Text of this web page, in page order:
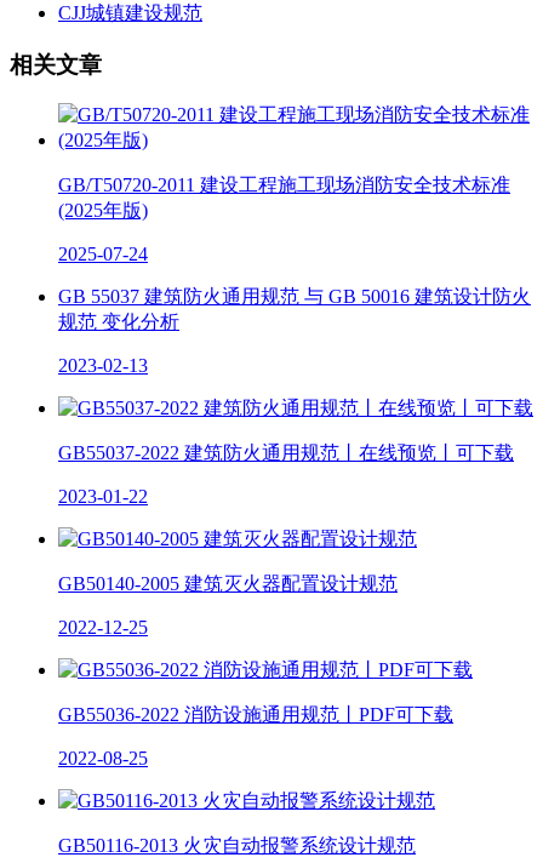
CJJ城镇建设规范
相关文章
GB/T50720-2011 建设工程施工现场消防安全技术标准
(2025年版)
2025-07-24
GB 55037 建筑防火通用规范 与 GB 50016 建筑设计防火
规范 变化分析
2023-02-13
GB55037-2022 建筑防火通用规范丨在线预览丨可下载
2023-01-22
GB50140-2005 建筑灭火器配置设计规范
2022-12-25
GB55036-2022 消防设施通用规范丨PDF可下载
2022-08-25
GB50116-2013 火灾自动报警系统设计规范